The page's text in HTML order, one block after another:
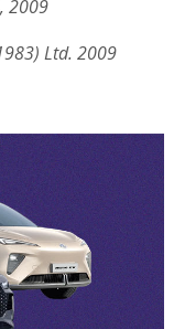
2009
Ltd. 2009